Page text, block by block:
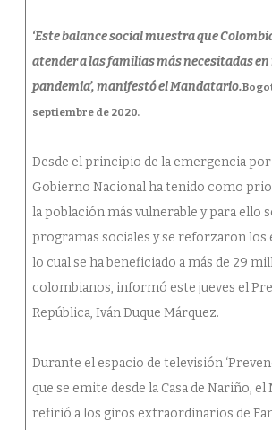
‘Este balance social muestra que
atender a las familias más necesitadas en
pandemia’, manifestó el Mandatario.
septiembre de 2020.
Desde el principio de la emergencia por
Gobierno Nacional ha tenido como
la población más vulnerable y para ello
programas sociales y se reforzaron los
lo cual se ha beneficiado a más de 29
colombianos, informó este jueves el
República, Iván Duque Márquez.
Durante el espacio de televisión
que se emite desde la Casa de Nariño,
refirió a los giros extraordinarios de